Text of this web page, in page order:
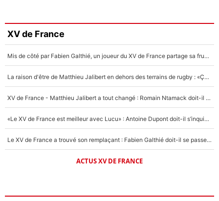
Faris Moumbagna
4%
Un autre joueur
5%
XV de France
Mis de côté par Fabien Galthié, un joueur du XV de France partage sa frustration : «ils ne me l’ont pas dit tout de suite»
La raison d'être de Matthieu Jalibert en dehors des terrains de rugby : «Ça m'atteint autant que si tu touches à un membre de ma famille»
XV de France - Matthieu Jalibert a tout changé : Romain Ntamack doit-il s’inquiéter pour sa place à un an de la Coupe du monde ?
«Le XV de France est meilleur avec Lucu» : Antoine Dupont doit-il s’inquiéter pour sa place ?
Le XV de France a trouvé son remplaçant : Fabien Galthié doit-il se passer d'Antoine Dupont ?
ACTUS XV DE FRANCE